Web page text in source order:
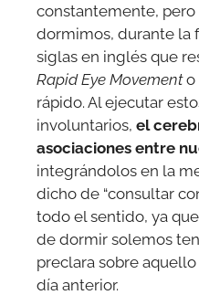
constantemente,
dormimos, durante la
siglas en inglés que
Rapid Eye Movemento
rápido. Al ejecutar
involuntarios, el
asociaciones entre
integrándolos en la
dicho de “consultar
todo el sentido, ya
de dormir solemos
preclara sobre
día anterior.